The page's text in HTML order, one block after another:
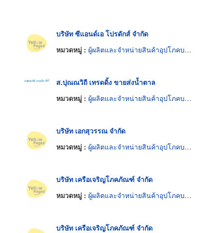
บริษัท ซีแอนด์เอ โปรดักส์ จำกัด
หมวดหมู่ : ผู้ผลิตและจำหน่ายสินค้าอุปโภคบริโภค
ส.ปุณณวิถี เทรดดิ้ง ขายส่งน้ำตาล
หมวดหมู่ : ผู้ผลิตและจำหน่ายสินค้าอุปโภคบริโภค
บริษัท เอกสุวรรณ จำกัด
หมวดหมู่ : ผู้ผลิตและจำหน่ายสินค้าอุปโภคบริโภค
บริษัท เครือเจริญโภคภัณฑ์ จำกัด
หมวดหมู่ : ผู้ผลิตและจำหน่ายสินค้าอุปโภคบริโภค
บริษัท เครือเจริญโภคภัณฑ์ จำกัด